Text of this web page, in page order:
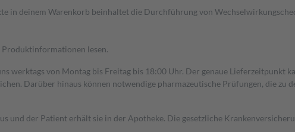
in deinem Warenkorb beinhaltet die Durchführung von
lesen.
werktags von Montag bis Freitag bis 18:00 Uhr. Der genaue Lieferzeitpunkt
Darüber hinaus können notwendige pharmazeutische Prüfungen, die
und der Patient erhält sie in der Apotheke. Die gesetzliche